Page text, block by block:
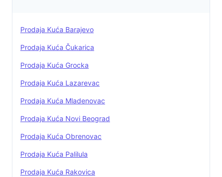
Prodaja Kuća Barajevo
Prodaja Kuća Čukarica
Prodaja Kuća Grocka
Prodaja Kuća Lazarevac
Prodaja Kuća Mladenovac
Prodaja Kuća Novi Beograd
Prodaja Kuća Obrenovac
Prodaja Kuća Palilula
Prodaja Kuća Rakovica